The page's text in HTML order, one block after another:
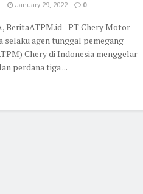
January 29, 2022 0
BeritaATPM.id - PT Chery Motor
selaku agen tunggal pemegang
Chery di Indonesia menggelar
perdana tiga ...